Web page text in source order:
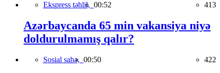
Ekspress təhlil, 00:52 413
Azərbaycanda 65 min vakansiya niyə
doldurulmamış qalır?
Sosial sahə, 00:50 422